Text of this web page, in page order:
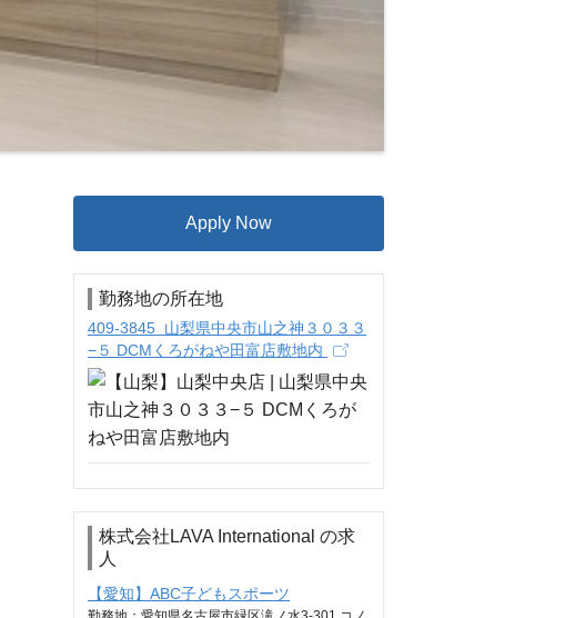
Apply Now
勤務地の所在地
409-3845 山梨県中央市山之神３０３３
−５ DCMくろがねや田富店敷地内
株式会社LAVA International の求
人
【愛知】ABC子どもスポーツ